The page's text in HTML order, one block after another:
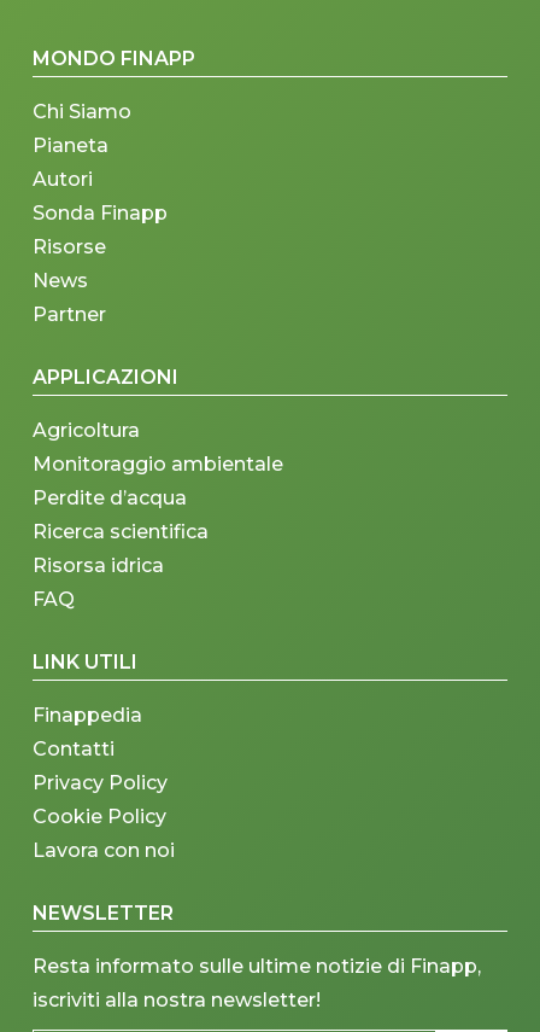
MONDO FINAPP
Chi Siamo
Pianeta
Autori
Sonda Finapp
Risorse
News
Partner
APPLICAZIONI
Agricoltura
Monitoraggio ambientale
Perdite d’acqua
Ricerca scientifica
Risorsa idrica
FAQ
LINK UTILI
Finappedia
Contatti
Privacy Policy
Cookie Policy
Lavora con noi
NEWSLETTER
Resta informato sulle ultime notizie di Finapp,
iscriviti alla nostra newsletter!